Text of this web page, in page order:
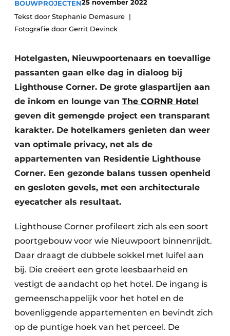
Vacatures
Aanmelden
Bedrijven
Contact
Akoestiek
Brandveiligheid
BIM
Evenementen
Dak & Gevel
Houtbouw
HVAC
Interieurarchitectuur
Keukens
Renovatie
Software
Toegangscontrole
Veiligheid & Opleiding
BOUWPROJECTEN25 november 2022
Tekst door Stephanie Demasure
Fotografie door Gerrit Devinck
Hotelgasten, Nieuwpoortenaars en toevallige
passanten gaan elke dag in dialoog bij
Lighthouse Corner. De grote glaspartijen aan
de inkom en lounge van The CORNR Hotel
geven dit gemengde project een transparant
karakter. De hotelkamers genieten dan weer
van optimale privacy, net als de
appartementen van Residentie Lighthouse
Corner. Een gezonde balans tussen openheid
en gesloten gevels, met een architecturale
eyecatcher als resultaat.
Lighthouse Corner profileert zich als een soort
poortgebouw voor wie Nieuwpoort binnenrijdt.
Daar draagt de dubbele sokkel met luifel aan
bij. Die creëert een grote leesbaarheid en
vestigt de aandacht op het hotel. De ingang is
gemeenschappelijk voor het hotel en de
bovenliggende appartementen en bevindt zich
op de puntige hoek van het perceel. De